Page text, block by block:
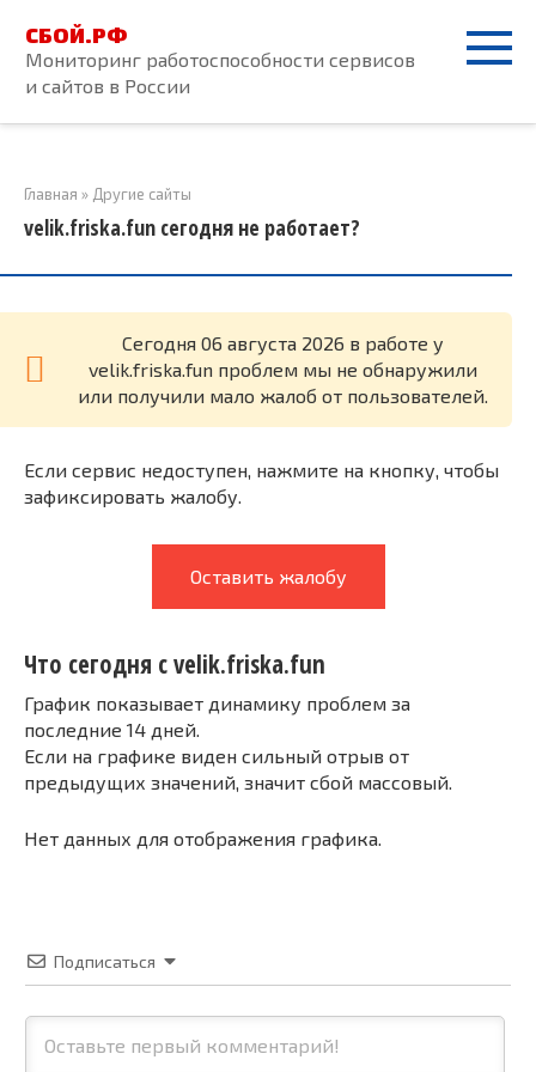
контенту
СБОЙ.РФ
Мониторинг работоспособности сервисов
и сайтов в России
Главная » Другие сайты
velik.friska.fun сегодня не работает?
Cегодня 06 августа 2026 в работе у
velik.friska.fun проблем мы не обнаружили
или получили мало жалоб от пользователей.
Если сервис недоступен, нажмите на кнопку, чтобы
зафиксировать жалобу.
Оставить жалобу
Что сегодня с velik.friska.fun
График показывает динамику проблем за
последние 14 дней.
Если на графике виден сильный отрыв от
предыдущих значений, значит сбой массовый.
Нет данных для отображения графика.
Подписаться